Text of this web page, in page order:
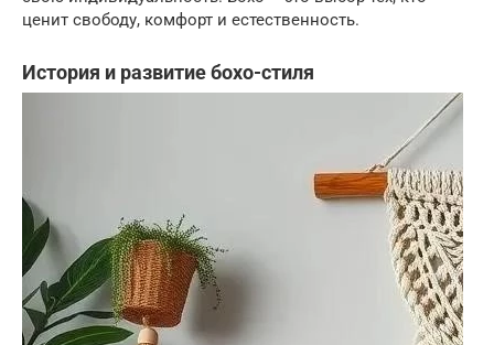
ценит свободу, комфорт и естественность.
История и развитие бохо-стиля